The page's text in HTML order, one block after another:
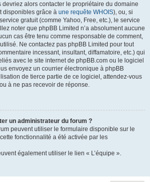
devriez alors contacter le propriétaire du domaine
disponibles grâce à une requête WHOIS), ou, si
gratuit (comme Yahoo, Free, etc.), le service
noter que phpBB Limited n’a absolument aucune
cas être tenu comme responsable de comment,
Ne contactez pas phpBB Limited pour tout
incessant, insultant, diffamatoire, etc.) qui
avec le site internet de phpBB.com ou le logiciel
envoyez un courrier électronique à phpBB
de tierce partie de ce logiciel, attendez-vous
à ne pas recevoir de réponse.
un administrateur du forum ?
peuvent utiliser le formulaire disponible sur le
fonctionnalité a été activée par les
également utiliser le lien « L’équipe ».